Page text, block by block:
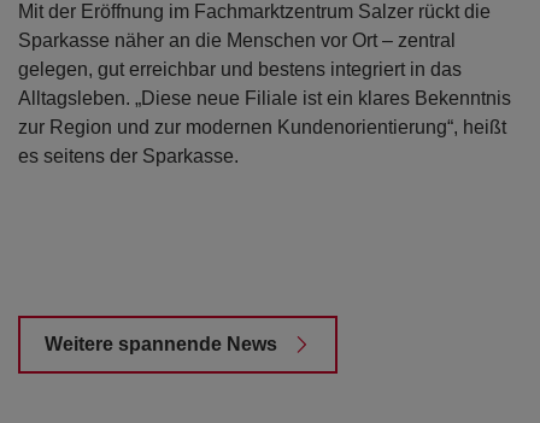
Mit der Eröffnung im Fachmarktzentrum Salzer rückt die
Sparkasse näher an die Menschen vor Ort – zentral
gelegen, gut erreichbar und bestens integriert in das
Alltagsleben. „Diese neue Filiale ist ein klares Bekenntnis
zur Region und zur modernen Kundenorientierung“, heißt
es seitens der Sparkasse.
Weitere spannende News